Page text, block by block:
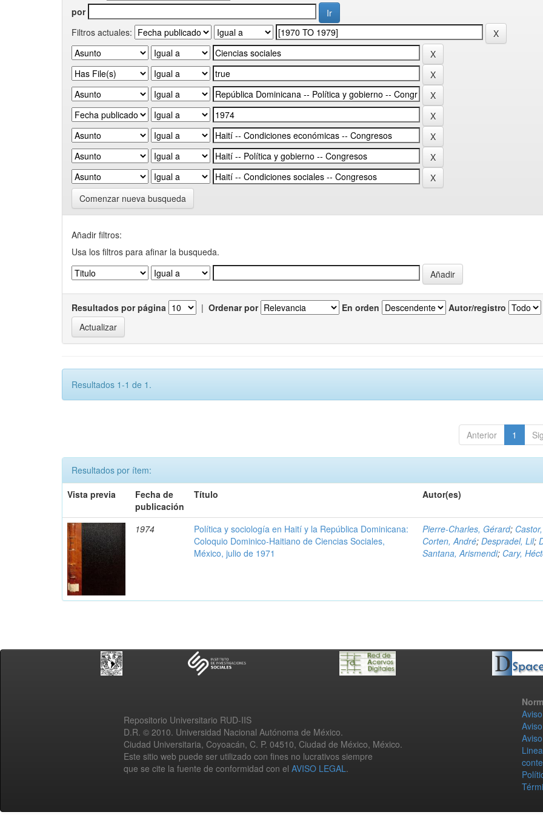
por
Filtros actuales:
Comenzar nueva busqueda
Añadir filtros:
Usa los filtros para afinar la busqueda.
Resultados por página | Ordenar por En orden Autor/registro
Resultados 1-1 de 1.
Anterior 1
Resultados por ítem:
Vista previa
Fecha de
publicación
Título Autor(es)
1974
Política y sociología en Haití y la República Dominicana:
Coloquio Dominico-Haitiano de Ciencias Sociales,
México, julio de 1971
Pierre-Charles, Gérard;
Corten, André;Despradel, Lil;
Santana, Arismendi; Cary,
Repositorio Universitario RUD-IIS
D.R. © 2010. Universidad Nacional Autónoma de México.
Ciudad Universitaria, Coyoacán, C. P. 04510, Ciudad de México, México.
Este sitio web puede ser utilizado con fines no lucrativos siempre
que se cite la fuente de conformidad con el AVISO LEGAL.